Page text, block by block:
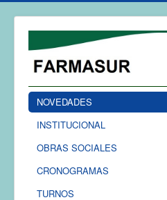
NOVEDADES
INSTITUCIONAL
OBRAS SOCIALES
CRONOGRAMAS
TURNOS